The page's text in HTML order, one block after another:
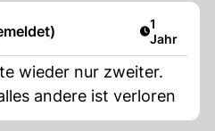
Artikel
1
Jahr
wieder nur zweiter.
andere ist verloren